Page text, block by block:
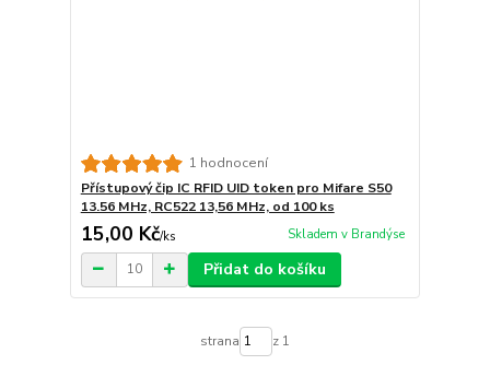
1 hodnocení
Přístupový čip IC RFID UID token pro Mifare S50
13.56 MHz, RC522 13,56 MHz, od 100 ks
15,00 Kč/ks Skladem v Brandýse
Přidat do košíku
strana z 1